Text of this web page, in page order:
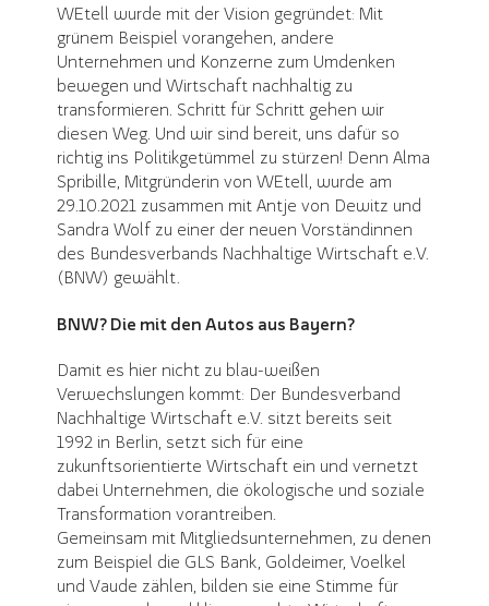
WEtell wurde mit der Vision gegründet: Mit
grünem Beispiel vorangehen, andere
Unternehmen und Konzerne zum Umdenken
bewegen und Wirtschaft nachhaltig zu
transformieren. Schritt für Schritt gehen wir
diesen Weg. Und wir sind bereit, uns dafür so
richtig ins Politikgetümmel zu stürzen! Denn Alma
Spribille, Mitgründerin von WEtell, wurde am
29.10.2021 zusammen mit Antje von Dewitz und
Sandra Wolf zu einer der neuen Vorständinnen
des Bundesverbands Nachhaltige Wirtschaft e.V.
(BNW) gewählt.
BNW? Die mit den Autos aus Bayern?
Damit es hier nicht zu blau-weißen
Verwechslungen kommt: Der Bundesverband
Nachhaltige Wirtschaft e.V. sitzt bereits seit
1992 in Berlin, setzt sich für eine
zukunftsorientierte Wirtschaft ein und vernetzt
dabei Unternehmen, die ökologische und soziale
Transformation vorantreiben.
Gemeinsam mit Mitgliedsunternehmen, zu denen
zum Beispiel die GLS Bank, Goldeimer, Voelkel
und Vaude zählen, bilden sie eine Stimme für